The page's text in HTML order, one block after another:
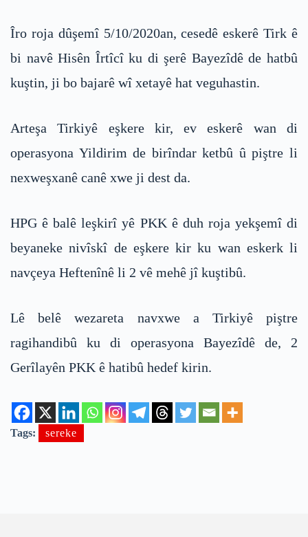
Îro roja dûşemî 5/10/2020an, cesedê eskerê Tirk ê
bi navê Hisên Îrtîcî ku di şerê Bayezîdê de hatbû
kuştin, ji bo bajarê wî xetayê hat veguhastin.
Arteşa Tirkiyê eşkere kir, ev eskerê wan di
operasyona Yildirim de birîndar ketbû û piştre li
nexweşxanê canê xwe ji dest da.
HPG ê balê leşkirî yê PKK ê duh roja yekşemî di
beyaneke nivîskî de eşkere kir ku wan eskerk li
navçeya Heftenînê li 2 vê mehê jî kuştibû.
Lê belê wezareta navxwe a Tirkiyê piştre
ragihandibû ku di operasyona Bayezîdê de, 2
Gerîlayên PKK ê hatibû hedef kirin.
Tags: sereke